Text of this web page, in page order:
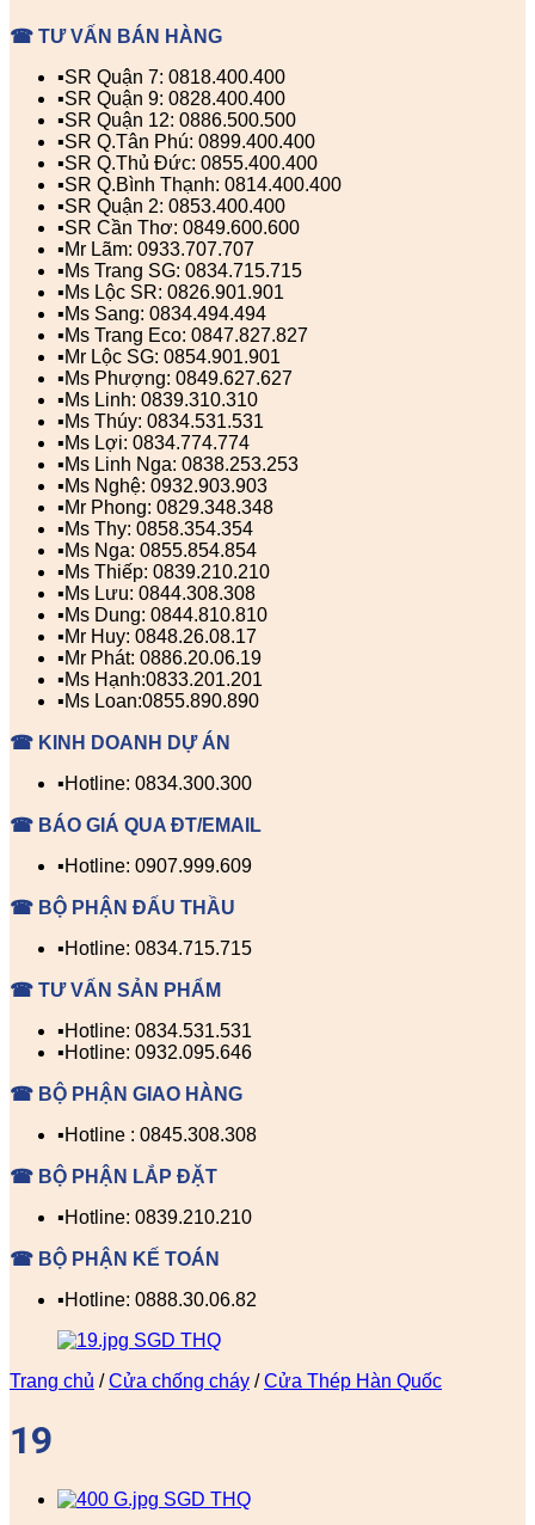
☎ TƯ VẤN BÁN HÀNG
▪️SR Quận 7: 0818.400.400
▪️SR Quận 9: 0828.400.400
▪️SR Quận 12: 0886.500.500
▪️SR Q.Tân Phú: 0899.400.400
▪️SR Q.Thủ Đức: 0855.400.400
▪️SR Q.Bình Thạnh: 0814.400.400
▪️SR Quận 2: 0853.400.400
▪️SR Cần Thơ: 0849.600.600
▪️Mr Lãm: 0933.707.707
▪️Ms Trang SG: 0834.715.715
▪️Ms Lộc SR: 0826.901.901
▪️Ms Sang: 0834.494.494
▪️Ms Trang Eco: 0847.827.827
▪️Mr Lộc SG: 0854.901.901
▪️Ms Phượng: 0849.627.627
▪️Ms Linh: 0839.310.310
▪️Ms Thúy: 0834.531.531
▪️Ms Lợi: 0834.774.774
▪️Ms Linh Nga: 0838.253.253
▪️Ms Nghệ: 0932.903.903
▪️Mr Phong: 0829.348.348
▪️Ms Thy: 0858.354.354
▪️Ms Nga: 0855.854.854
▪️Ms Thiếp: 0839.210.210
▪️Ms Lưu: 0844.308.308
▪️Ms Dung: 0844.810.810
▪️Mr Huy: 0848.26.08.17
▪️Mr Phát: 0886.20.06.19
▪️Ms Hạnh:0833.201.201
▪️Ms Loan:0855.890.890
☎ KINH DOANH DỰ ÁN
▪️Hotline: 0834.300.300
☎ BÁO GIÁ QUA ĐT/EMAIL
▪️Hotline: 0907.999.609
☎ BỘ PHẬN ĐẤU THẦU
▪️Hotline: 0834.715.715
☎ TƯ VẤN SẢN PHẨM
▪️Hotline: 0834.531.531
▪️Hotline: 0932.095.646
☎ BỘ PHẬN GIAO HÀNG
▪️Hotline : 0845.308.308
☎ BỘ PHẬN LẮP ĐẶT
▪️Hotline: 0839.210.210
☎ BỘ PHẬN KẾ TOÁN
▪️Hotline: 0888.30.06.82
Trang chủ / Cửa chống cháy / Cửa Thép Hàn Quốc
19